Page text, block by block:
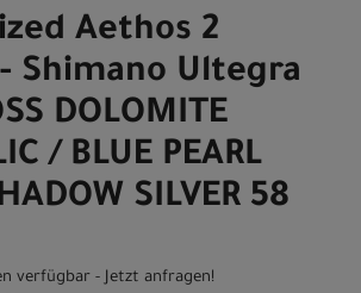
Aethos 2
Shimano Ultegra
DOLOMITE
/ BLUE PEARL
SILVER 58
verfügbar - Jetzt anfragen!